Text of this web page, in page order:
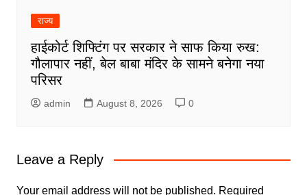
राज्य
हाईकोर्ट शिफ्टिंग पर सरकार ने साफ किया रुख:
गौलापार नहीं, बेल बाबा मंदिर के सामने बनेगा नया
परिसर
admin August 8, 2026 0
Leave a Reply
Your email address will not be published. Required